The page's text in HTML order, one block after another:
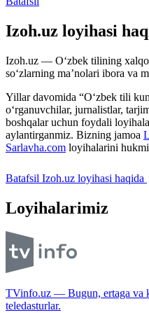
Izoh.uz loyihasi
Izoh.uz — O‘zbek tilining
so‘zlarning ma’nolari ibora va
Yillar davomida “O‘zbek tili
o‘rganuvchilar, jurnalistlar,
boshqalar uchun foydali
aylantirganmiz. Bizning jamoa
Sarlavha.com loyihalarini
Batafsil Izoh.uz loyihasi haqida
Loyihalarimiz
TVinfo.uz — Bugun, ertaga va
teledasturlar.